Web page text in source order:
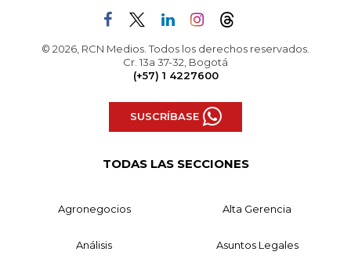
© 2026, RCN Medios. Todos los derechos reservados.
Cr. 13a 37-32, Bogotá
(+57) 1 4227600
SUSCRÍBASE
TODAS LAS SECCIONES
Agronegocios Alta Gerencia
Análisis Asuntos Legales